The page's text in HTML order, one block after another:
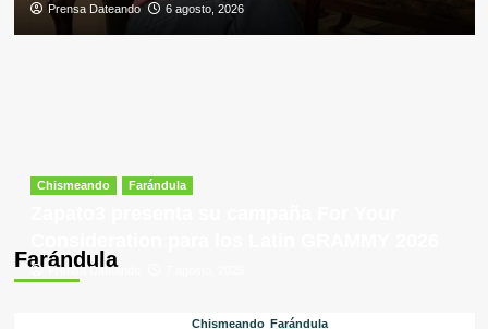
Prensa Dateando 6 agosto, 2026
Farándula
Chismeando Farándula
Prensa Dateando
Chismeando Farándula